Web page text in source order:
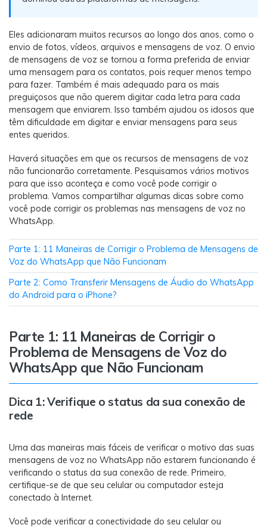
Backup e restauração
WhatsApp para o computador. E restaurar
backups facilmente.
Recuperar visulização única de WhatsApp
Recupere todas as mídias de visulização única do
WhatsApp — fotos, vídeos e mensagens de voz.
App
Mutsapper
Transferir dados do WhatsApp e WhatsApp
Business sem redefinição de fábrica.
MobileTrans App
Transferir dados do telefone, dados do
WhatsApp e arquivos entre dispositivos.
O WeLastseen mantém seu WhatsApp conectado
e informado.
Eles adicionaram muitos recursos ao longo dos anos, como o
envio de fotos, vídeos, arquivos e mensagens de voz. O envio
de mensagens de voz se tornou a forma preferida de enviar
uma mensagem para os contatos, pois requer menos tempo
para fazer. Também é mais adequado para os mais
preguiçosos que não querem digitar cada letra para cada
mensagem que enviarem. Isso também ajudou os idosos que
têm dificuldade em digitar e enviar mensagens para seus
entes queridos.
Haverá situações em que os recursos de mensagens de voz
não funcionarão corretamente. Pesquisamos vários motivos
para que isso aconteça e como você pode corrigir o
problema. Vamos compartilhar algumas dicas sobre como
você pode corrigir os problemas nas mensagens de voz no
WhatsApp.
Parte 1: 11 Maneiras de Corrigir o Problema de Mensagens de
Voz do WhatsApp que Não Funcionam
Parte 2: Como Transferir Mensagens de Áudio do WhatsApp
do Android para o iPhone?
Parte 1: 11 Maneiras de Corrigir o
Problema de Mensagens de Voz do
WhatsApp que Não Funcionam
Dica 1: Verifique o status da sua conexão de
rede
Uma das maneiras mais fáceis de verificar o motivo das suas
mensagens de voz no WhatsApp não estarem funcionando é
verificando o status da sua conexão de rede. Primeiro,
certifique-se de que seu celular ou computador esteja
conectado à Internet.
Você pode verificar a conectividade do seu celular ou